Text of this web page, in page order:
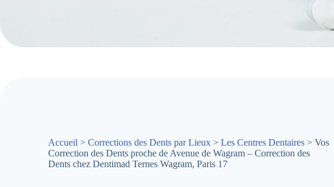
Accueil > Corrections des Dents par Lieux > Les Centres Dentaires > Vos
Correction des Dents proche de Avenue de Wagram – Correction des
Dents chez Dentimad Ternes Wagram, Paris 17